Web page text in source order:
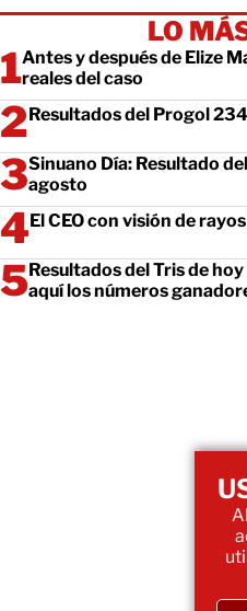
LO
Antes y después de Elize
reales del caso
Resultados del Progol
Sinuano Día: Resultado
agosto
El CEO con visión de
Resultados del Tris de
aquí los números